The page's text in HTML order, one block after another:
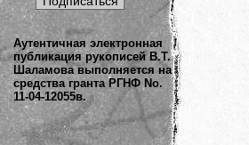
Аутентичная электронная
публикация рукописей В.Т.
Шаламова выполняется на
средства гранта РГНФ No.
11-04-12055в.